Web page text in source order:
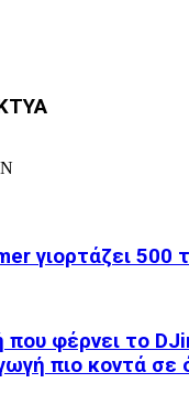
γιορτάζει 500
που φέρνει το
πιο κοντά σε